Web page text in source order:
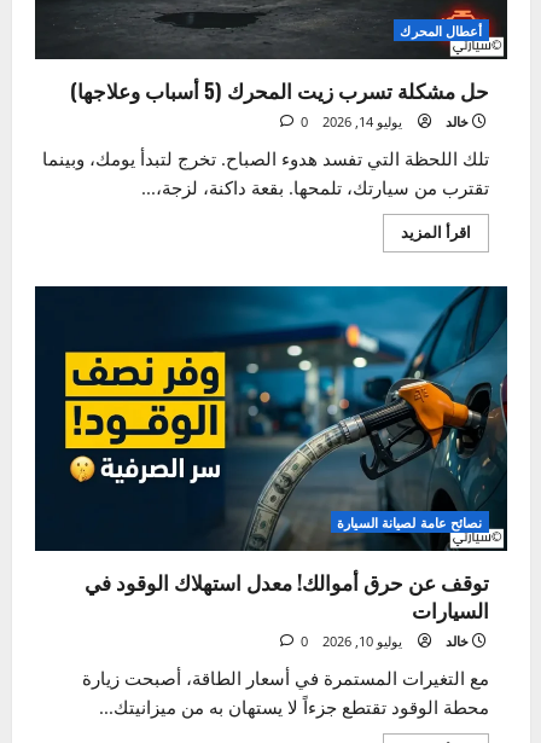
اهتزاز
المقود
أسباب
خفية
قد
تدمر
سيارتك
بصمت!
حل مشكلة تسرب زيت المحرك (5 أسباب وعلاجها)
يوليو 14, 2026 0
تلك اللحظة التي تفسد هدوء الصباح. تخرج لتبدأ يومك، وبينما
تقترب من سيارتك، تلمحها. بقعة داكنة، لزجة،...
اقرأ المزيد
المزيد
عن
حل
مشكلة
زيت
المحرك
(5
أسباب
وعلاجها)